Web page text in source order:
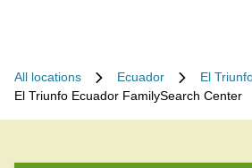
All locations Ecuador
El
El Triunfo Ecuador FamilySearch Center